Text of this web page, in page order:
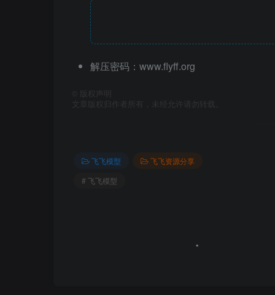
解压密码：www.flyff.org
版权声明
文章版权归作者所有，未经允许请勿转载。
飞飞模型
飞飞资源分享
# 飞飞模型